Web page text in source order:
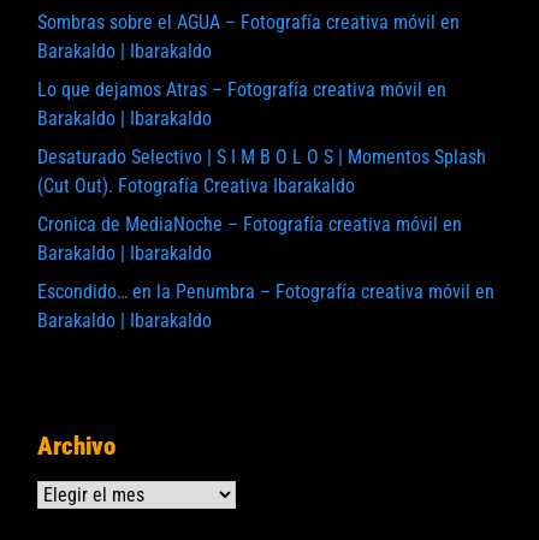
Sombras sobre el AGUA – Fotografía creativa móvil en
Barakaldo | Ibarakaldo
Lo que dejamos Atras – Fotografía creativa móvil en
Barakaldo | Ibarakaldo
Desaturado Selectivo | S I M B O L O S | Momentos Splash
(Cut Out). Fotografía Creativa Ibarakaldo
Cronica de MediaNoche – Fotografía creativa móvil en
Barakaldo | Ibarakaldo
Escondido… en la Penumbra – Fotografía creativa móvil en
Barakaldo | Ibarakaldo
Archivo
Archivos